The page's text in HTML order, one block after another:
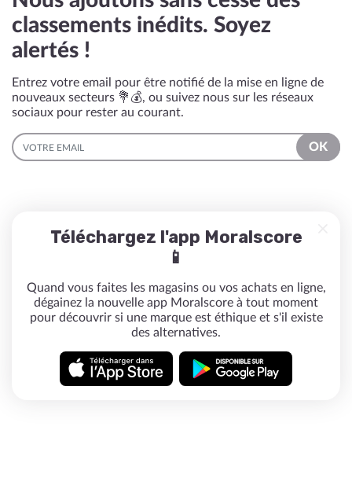
classements inédits. Soyez
alertés !
Entrez votre email pour être notifié de la mise en ligne de
nouveaux secteurs 💐💰, ou suivez nous sur les réseaux
sociaux pour rester au courant.
EMAIL
OK
Téléchargez l'app Moralscore
📱
Quand vous faites les magasins ou vos achats en ligne,
dégainez la nouvelle app Moralscore à tout moment
pour découvrir si une marque est éthique et s'il existe
des alternatives.